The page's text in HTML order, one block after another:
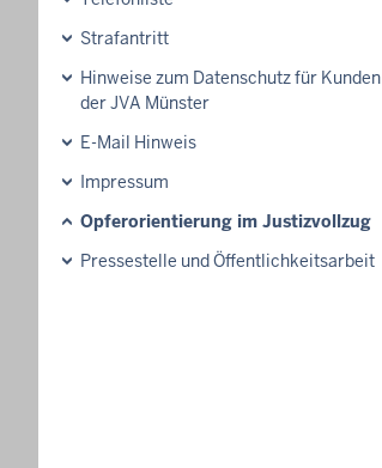
Strafantritt
Hinweise zum Datenschutz für Kunden
der JVA Münster
E-Mail Hinweis
Impressum
Opferorientierung im Justizvollzug
Pressestelle und Öffentlichkeitsarbeit